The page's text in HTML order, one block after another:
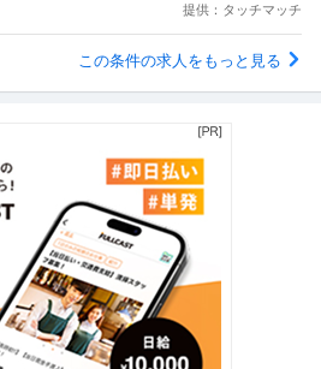
提供：タッチマッチ
この条件の求人をもっと見る